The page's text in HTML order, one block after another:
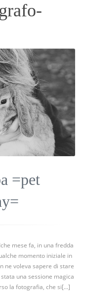
=pet
mese fa, in una fredda
momento iniziale in
ne voleva sapere di stare
una sessione magica
la fotografia, che si[...]